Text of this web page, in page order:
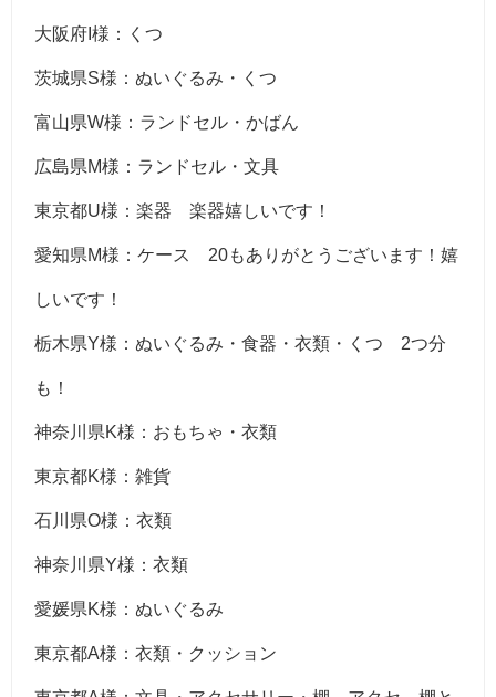
大阪府I様：くつ
茨城県S様：ぬいぐるみ・くつ
富山県W様：ランドセル・かばん
広島県M様：ランドセル・文具
東京都U様：楽器 楽器嬉しいです！
愛知県M様：ケース 20もありがとうございます！嬉
しいです！
栃木県Y様：ぬいぐるみ・食器・衣類・くつ 2つ分
も！
神奈川県K様：おもちゃ・衣類
東京都K様：雑貨
石川県O様：衣類
神奈川県Y様：衣類
愛媛県K様：ぬいぐるみ
東京都A様：衣類・クッション